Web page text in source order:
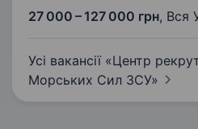
27 000 – 127 000 грн, Вся
Усі вакансії «Центр
Морських Сил ЗСУ»